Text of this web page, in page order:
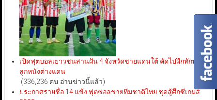
เปิดฟุตบอลเยาวชนสานฝัน 4 จังหวัดชายแดนใต้ คัดไปฝึกทักษะ
ลูกหนังต่างแดน
(336,236 คน อ่านข่าวนี้แล้ว)
ประกาศรายชื่อ 14 แข้ง ฟุตซอลชายทีมชาติไทย ชุดสู้ศึกซีเกมส์